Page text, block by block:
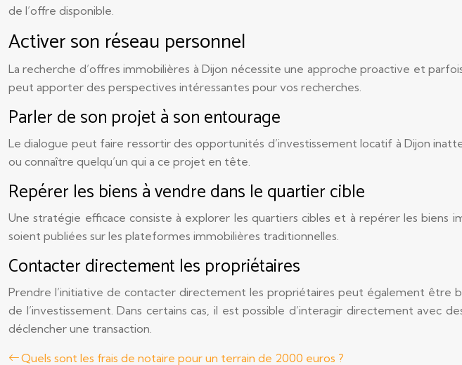
de l’offre disponible.
Activer son réseau personnel
La recherche d’offres immobilières à Dijon nécessite une approche proactive et
peut apporter des perspectives intéressantes pour vos recherches.
Parler de son projet à son entourage
Le dialogue peut faire ressortir des opportunités d’investissement locatif à Dijon
ou connaître quelqu’un qui a ce projet en tête.
Repérer les biens à vendre dans le quartier cible
Une stratégie efficace consiste à explorer les quartiers cibles et à repérer les
soient publiées sur les plateformes immobilières traditionnelles.
Contacter directement les propriétaires
Prendre l’initiative de contacter directement les propriétaires peut également
de l’investissement. Dans certains cas, il est possible d’interagir directement avec
déclencher une transaction.
Quels sont les frais de notaire pour un terrain de 2000 euros ?